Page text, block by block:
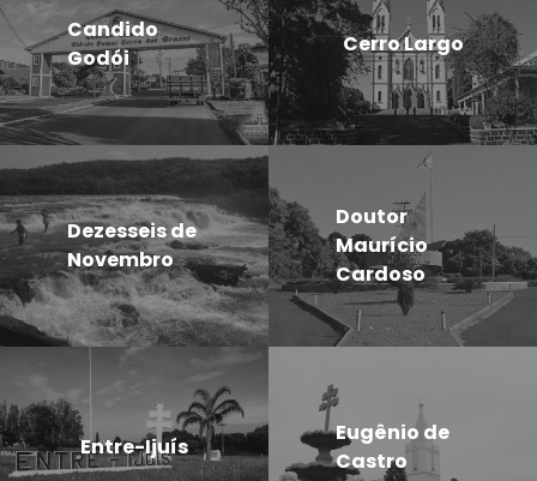
Candido
Godói
Cerro Largo
Dezesseis de
Novembro
Doutor
Maurício
Cardoso
Entre-Ijuís
Eugênio de
Castro